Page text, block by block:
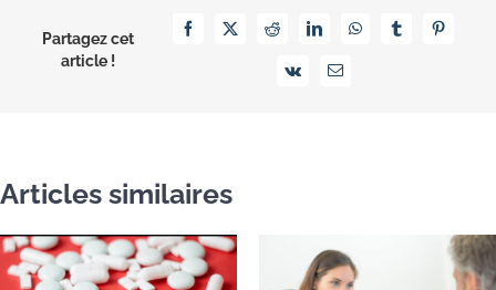
Partagez cet
article !
Facebook
X RedditLinkedInWhatsAppTumblrPinterest
Vk Email
Articles similaires